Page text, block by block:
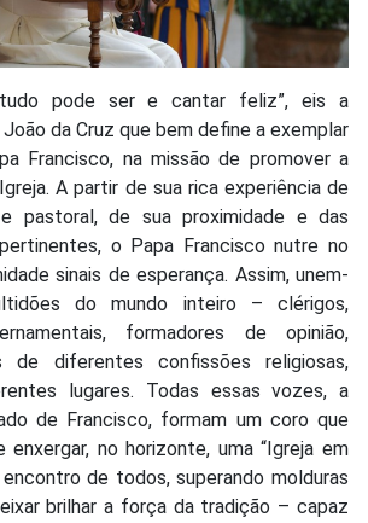
pode ser e cantar feliz”, eis a
da Cruz que bem define a exemplar
Francisco, na missão de promover a
A partir de sua rica experiência de
pastoral, de sua proximidade e das
o Papa Francisco nutre no
sinais de esperança. Assim, unem-
do mundo inteiro – clérigos,
formadores de opinião,
de diferentes confissões religiosas,
lugares. Todas essas vozes, a
de Francisco, formam um coro que
no horizonte, uma “Igreja em
encontro de todos, superando molduras
brilhar a força da tradição – capaz